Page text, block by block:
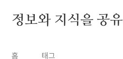
정보와 지식을 공유
홈 태그